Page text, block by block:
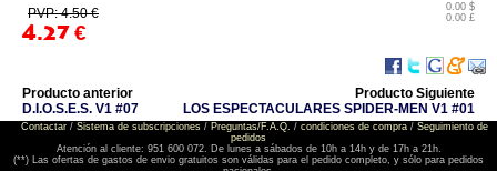
PVP: 4.50 €
4.27 €
0.00 $
0.00 £
Producto anterior
D.I.O.S.E.S. V1 #07
Producto Siguiente
LOS ESPECTACULARES SPIDER-MEN V1 #01
Contactar/ Sistema de subscripciones/ Preguntas/F.A.Q. / condiciones de compra/ Seguimiento de
pedidos
Atención al cliente: 951 600 072. De lunes a sábados de 10h a 14h y de 17h a 21h.
(**) Las ofertas de gastos de envio gratuitos son válidas para el pedido completo, y sólo para pedidos